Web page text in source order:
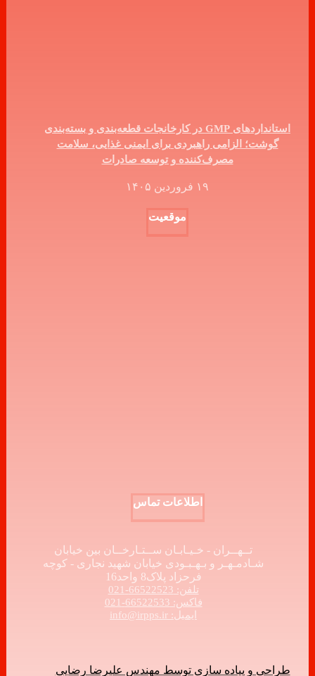
استانداردهای GMP در کارخانجات قطعه‌بندی و بسته‌بندی
گوشت؛ الزامی راهبردی برای ایمنی غذایی، سلامت
مصرف‌کننده و توسعه صادرات
۱۹ فروردین ۱۴۰۵
موقعیت
اطلاعات تماس
تــهــران - خـیـابـان ســتـارخــان بین خیابان
شـادمـهـر و بـهـبـودی خیابان شهید نجاری - کوچه
فرحزاد پلاک8 واحد16
تلفن: 66522523-021
فاکس: 66522533-021
ایمیل: info@irpps.ir
طراحی و پیاده سازی توسط مهندس علیرضا رضایی